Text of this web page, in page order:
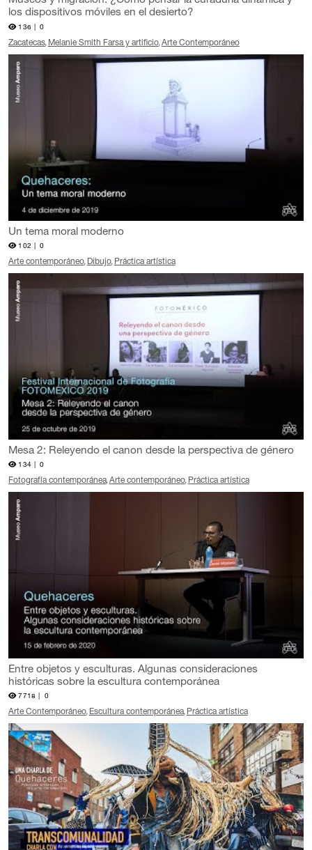
los dispositivos móviles en el desierto?
136 | 0
Zacatecas Melanie Smith Farsa y artificio Arte Contemporáneo
Un tema moral moderno
102 | 0
Arte contemporáneo Dibujo Práctica artística
Mesa 2: Releyendo el canon desde la perspectiva de género
134 | 0
Fotografía contemporánea Arte contemporáneo Práctica artística
Entre objetos y esculturas. Algunas consideraciones
históricas sobre la escultura contemporánea
7718 | 0
Arte Contemporáneo Escultura contemporánea Práctica artística